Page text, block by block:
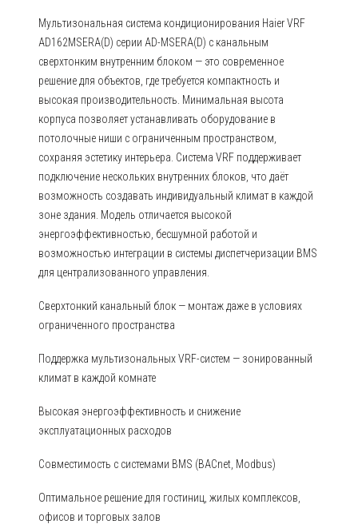
Мультизональная система кондиционирования Haier VRF
AD162MSERA(D) серии AD-MSERA(D) с канальным
сверхтонким внутренним блоком — это современное
решение для объектов, где требуется компактность и
высокая производительность. Минимальная высота
корпуса позволяет устанавливать оборудование в
потолочные ниши с ограниченным пространством,
сохраняя эстетику интерьера. Система VRF поддерживает
подключение нескольких внутренних блоков, что даёт
возможность создавать индивидуальный климат в каждой
зоне здания. Модель отличается высокой
энергоэффективностью, бесшумной работой и
возможностью интеграции в системы диспетчеризации BMS
для централизованного управления.
Сверхтонкий канальный блок — монтаж даже в условиях
ограниченного пространства
Поддержка мультизональных VRF-систем — зонированный
климат в каждой комнате
Высокая энергоэффективность и снижение
эксплуатационных расходов
Совместимость с системами BMS (BACnet, Modbus)
Оптимальное решение для гостиниц, жилых комплексов,
офисов и торговых залов